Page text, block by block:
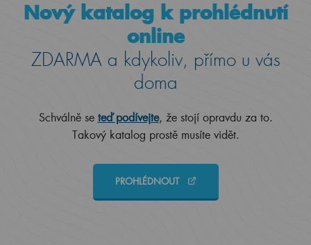
Nový katalog k prohlédnutí
online
ZDARMA a kdykoliv, přímo u vás
doma
Schválně se teď podívejte, že stojí opravdu za to.
Takový katalog prostě musíte vidět.
PROHLÉDNOUT